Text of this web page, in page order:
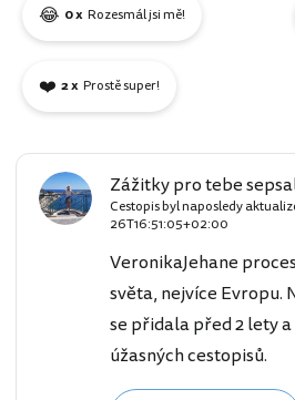
😂 0 x Rozesmál jsi mě!
❤️ 2 x Prostě super!
Zážitky pro tebe
Cestopis byl naposledy
26T16:51:05+02:00
VeronikaJehane
světa, nejvíce Evropu.
se přidala před 2 lety
úžasných cestopisů.